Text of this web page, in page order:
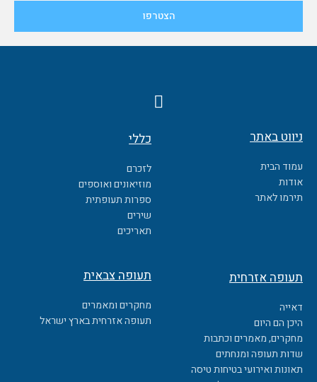
F
a
e
b
o
o
k
ניווט באתר
עמוד הבית
אודות
תירמו לאתר
כללי
לזכרם
מוזיאונים ואוספים
ספרות תעופתית
שירים
תאריכים
תעופה אזרחית
דאייה
היכן הם היום
מחקרים, מאמרים וכתבות
שדות תעופה ומנחתים
תאונות ואירועי בטיחות טיסה
תעופה צבאית
מחקרים ומאמרים
תעופה אזרחית בארץ ישראל